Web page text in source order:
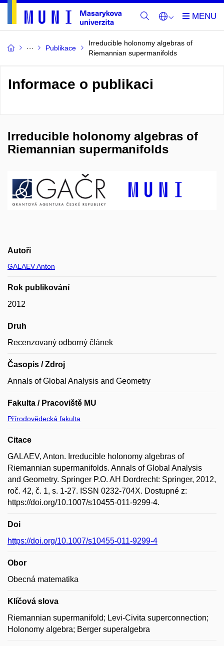
Publikace
Irreducible holonomy algebras of
Riemannian supermanifolds
Informace o publikaci
Irreducible holonomy algebras of
Riemannian supermanifolds
Autoři
GALAEV Anton
Rok publikování
2012
Druh
Recenzovaný odborný článek
Časopis / Zdroj
Annals of Global Analysis and Geometry
Fakulta / Pracoviště MU
Přírodovědecká fakulta
Citace
GALAEV, Anton. Irreducible holonomy algebras of
Riemannian supermanifolds. Annals of Global Analysis
and Geometry. Springer P.O. AH Dordrecht: Springer, 2012,
roč. 42, č. 1, s. 1-27. ISSN 0232-704X. Dostupné z:
https://doi.org/10.1007/s10455-011-9299-4.
Doi
https://doi.org/10.1007/s10455-011-9299-4
Obor
Obecná matematika
Klíčová slova
Riemannian supermanifold; Levi-Civita superconnection;
Holonomy algebra; Berger superalgebra